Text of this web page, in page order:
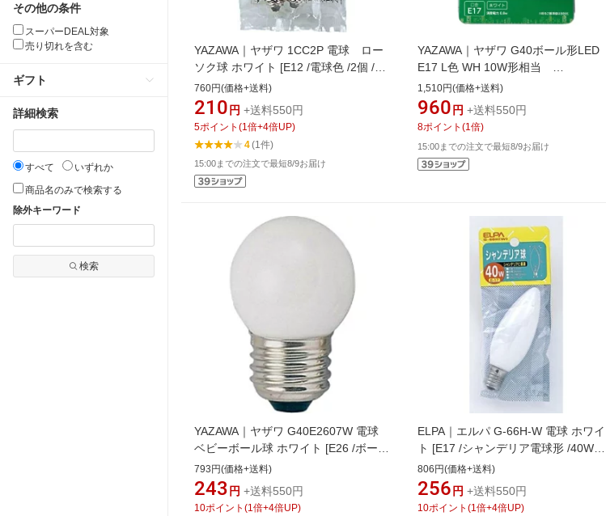
その他の条件
スーパーDEAL対象
売り切れを含む
ギフト
詳細検索
すべて
いずれか
商品名のみで検索する
除外キーワード
検索
YAZAWA｜ヤザワ 1CC2P 電球 ロー
ソク球 ホワイト [E12 /電球色 /2個 /シ
ャンデリア電球形][1CC2P]
760円(価格+送料)
210 円 +送料550円
5ポイント (1 倍+4倍UP)
4(1件)
15:00までの注文で最短8/9お届け
YAZAWA｜ヤザワ G40ボール形LED
E17 L色 WH 10W形相当
LDG1LG40E17WH [E17 /10W相当 /電
球色 /1個]
1,510円(価格+送料)
960 円 +送料550円
8ポイント (1 倍)
15:00までの注文で最短8/9お届け
YAZAWA｜ヤザワ G40E2607W 電球
ベビーボール球 ホワイト [E26 /ボール
電球形 /電球色 /1個][G40E26]
793円(価格+送料)
243 円 +送料550円
10ポイント (1 倍+4倍UP)
ELPA｜エルパ G-66H-W 電球 ホワイ
ト [E17 /シャンデリア電球形 /40W相
当 /電球色 /1個][G66H]
806円(価格+送料)
256 円 +送料550円
10ポイント (1 倍+4倍UP)